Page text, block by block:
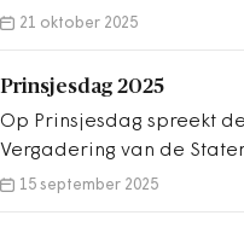
plannen van de politieke
vindt u in dit dossier ook
21 oktober 2025
Prinsjesdag 2025
Op Prinsjesdag spreekt
Vergadering van de
Daarin geeft de regering
15 september 2025